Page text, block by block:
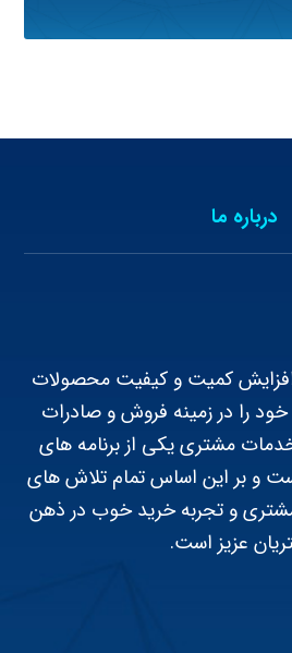
درباره ما
کمیت و کیفیت محصولات
را در زمینه فروش و صادرات
مشتری یکی از برنامه های
و بر این اساس تمام تلاش های
و تجربه خرید خوب در ذهن
عزیز است.